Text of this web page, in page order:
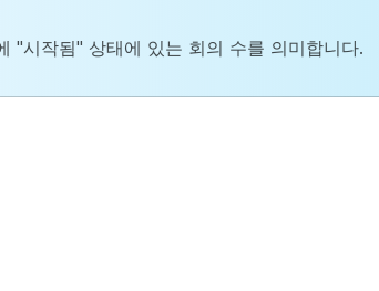
"시작됨" 상태에 있는 회의 수를 의미합니다.